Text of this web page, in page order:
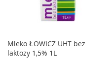
Mleko ŁOWICZ UHT bez
laktozy 1,5% 1L